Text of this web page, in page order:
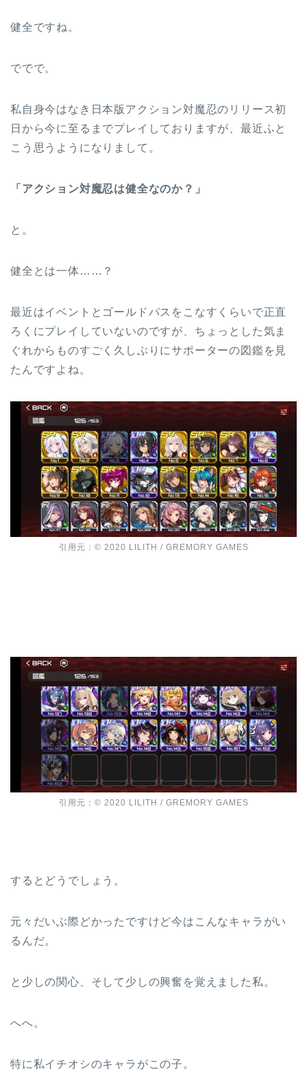
健全ですね。
ででで。
私自身今はなき日本版アクション対魔忍のリリース初
日から今に至るまでプレイしておりますが、最近ふと
こう思うようになりまして。
「アクション対魔忍は健全なのか？」
と。
健全とは一体……？
最近はイベントとゴールドパスをこなすくらいで正直
ろくにプレイしていないのですが、ちょっとした気ま
ぐれからものすごく久しぶりにサポーターの図鑑を見
たんですよね。
引用元：© 2020 LILITH / GREMORY GAMES
引用元：© 2020 LILITH / GREMORY GAMES
するとどうでしょう。
元々だいぶ際どかったですけど今はこんなキャラがい
るんだ。
と少しの関心、そして少しの興奮を覚えました私。
へへ。
特に私イチオシのキャラがこの子。